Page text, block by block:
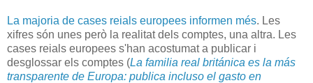
La majoria de cases reials europees informen més. Les
xifres són unes però la realitat dels comptes, una altra. Les
cases reials europees s'han acostumat a publicar i
desglossar els comptes (La familia real británica es la más
transparente de Europa: publica incluso el gasto en